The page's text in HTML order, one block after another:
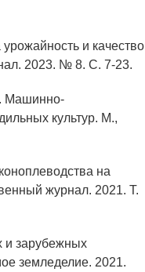
и качество
2023. № 8. С. 7-23.
Машинно-
культур. М.,
на
журнал. 2021. Т.
и зарубежных
земледелие. 2021.